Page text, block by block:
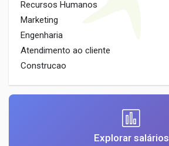
Recursos Humanos
Marketing
Engenharia
Atendimento ao cliente
Construcao
Explorar salários